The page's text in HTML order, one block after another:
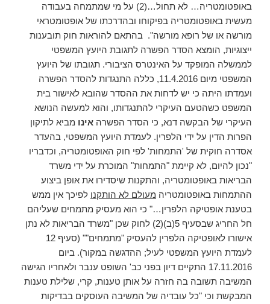
באופטומטריה… לא תחול…(2) על מי שמתמחה בעבודה
מעשית באופטומטריה בפיקוחו ובהדרכתו של אופטומטראי
מורשה או של רופא מורשה". בהתאם להוראות חוק תובענות
ייצוגיות, הומצא הסדר הפשרה לתגובת היועץ המשפטי
לממשלה המופקד על האינטרס הציבורי. תגובתו של היועץ
המשפטי מיום 11.4.2016, כללה התנגדות להסדר הפשרה
ועמדתו היתה כי יש לדחות את ההסדר שהובא לאישור בית
המשפט כשהטעם העיקרי להתנגדותו, והוא למעשה הנושא
העיקרי של הבקשה דנא, כי הסדר הפשרה אינו מביא לתיקון
הפרות הדין על ידי הלפרין. לעמדת היועץ המשפטי, בהעדר
אסדרה חוקית של 'התמחות' לפי חוק האופטומטריה, וכדבריו
"נכון להיום, לא קיימת "התמחות" המוכרת על ידי משרד
הבריאות באופטומטריה, והתקנות שיסדירו את אופן ביצוע
ההתמחות באופטומטריה מעולם לא הותקנו לפיכך אין ממש
בטענת אופטיקה הלפרין…" כי הוא מעסיק מתמחים שעליהם
חל החריג שבסעיף 5(ב)(2) לחוק שכן "משרד הבריאות לא נתן
אישורו לאופטיקה הלפרין להעסיק "מתמחים"" (סעיף 12
לעמדת היועץ המשפטי לעיל; ההדגשה במקור). ביום
17.11.2016 התקיים דיון בפני כב' השופט ענבר ולאחריו הגישה
המשיבה תשובה בה חזרה על אותן טענות, קרי, שלילת טענות
המבקשת וכי "כל עובדיה של המשיבה העוסקים בבדיקות